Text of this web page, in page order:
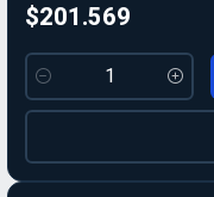
$201.569
Cantidad